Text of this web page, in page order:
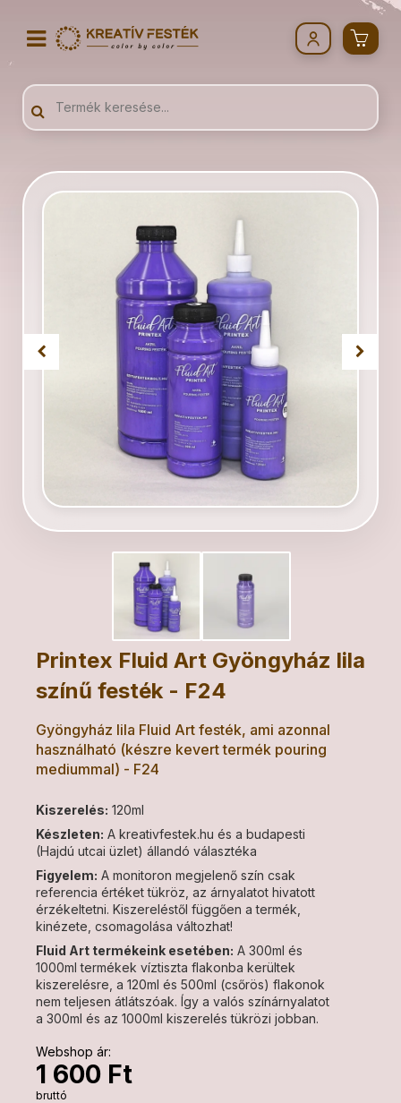
Printex Fluid Art Gyöngyház lila
színű festék - F24
Gyöngyház lila Fluid Art festék, ami azonnal
használható (készre kevert termék pouring
mediummal) - F24
Kiszerelés: 120ml
Készleten: A kreativfestek.hu és a budapesti
(Hajdú utcai üzlet) állandó választéka
Figyelem: A monitoron megjelenő szín csak
referencia értéket tükröz, az árnyalatot hivatott
érzékeltetni. Kiszereléstől függően a termék,
kinézete, csomagolása változhat!
Fluid Art termékeink esetében: A 300ml és
1000ml termékek víztiszta flakonba kerültek
kiszerelésre, a 120ml és 500ml (csőrös) flakonok
nem teljesen átlátszóak. Így a valós színárnyalatot
a 300ml és az 1000ml kiszerelés tükrözi jobban.
Webshop ár:
1 600 Ft
bruttó